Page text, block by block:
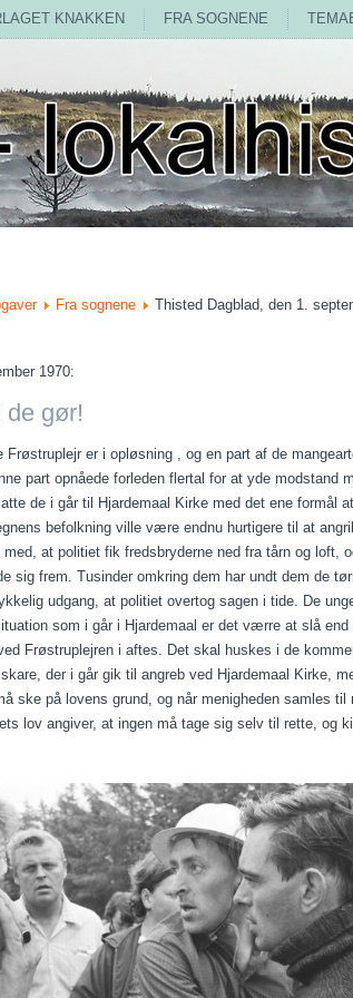
KNAKKEN FRA SOGNENE
Fra sognene Thisted Dagblad, den 1.
1970:
de gør!
Frøstruplejr er i opløsning , og en part af de
part opnåede forleden flertal for at yde modstand
de i går til Hjardemaal Kirke med det ene formål
befolkning ville være endnu hurtigere til at
med, at politiet fik fredsbryderne ned fra tårn og loft,
sig frem. Tusinder omkring dem har undt dem de
udgang, at politiet overtog sagen i tide. De
som i går i Hjardemaal er det værre at slå
Frøstruplejren i aftes. Det skal huskes i de
der i går gik til angreb ved Hjardemaal Kirke,
ske på lovens grund, og når menigheden samles
lov angiver, at ingen må tage sig selv til rette, og